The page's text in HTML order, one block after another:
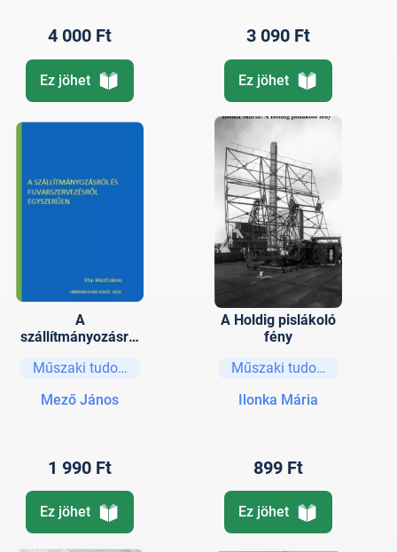
4 000 Ft
Ez jöhet
3 090 Ft
Ez jöhet
A
szállítmányozásról
fuvarszervezésről
Műszaki tudományok
Mező János
1 990 Ft
Ez jöhet
A Holdig pislákoló
fény
Műszaki tudományok
Ilonka Mária
899 Ft
Ez jöhet